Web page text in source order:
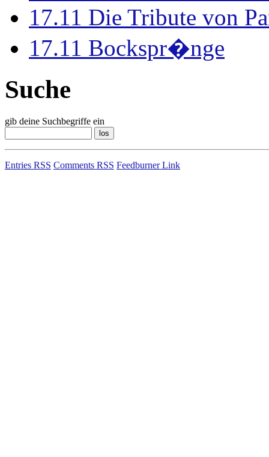
17.11 Die Tribute von
17.11 Bockspr�nge
Suche
gib deine Suchbegriffe ein
Entries RSS Comments RSS Feedburner Link